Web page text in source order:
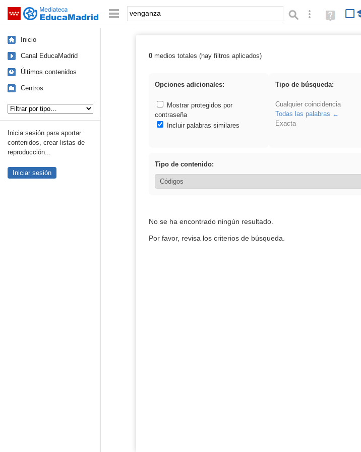
Saltar navegación Palabra o frase: Búsqueda avanzada
Ayuda
(en
Inicio
Canal EducaMadrid
Últimos contenidos
Centros
Inicia sesión para aportar
contenidos, crear listas de
reproducción...
Iniciar sesión
Resultados de: venganza
0medios totales (hay filtros aplicados)
Opciones adicionales:
Mostrar protegidos por
contraseña
Incluir palabras similares
Tipo de búsqueda:
Cualquier coincidencia
Todas las palabras
Exacta
Tipo de contenido:
No se ha encontrado ningún resultado.
Por favor, revisa los criterios de búsqueda.